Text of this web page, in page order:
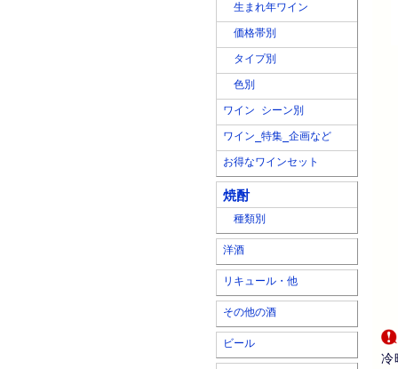
生まれ年ワイン
価格帯別
タイプ別
色別
ワイン シーン別
ワイン_特集_企画など
お得なワインセット
焼酎
種類別
洋酒
リキュール・他
その他の酒
ビール
冷